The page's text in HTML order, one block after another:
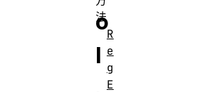
o
l
法
R
e
g
E